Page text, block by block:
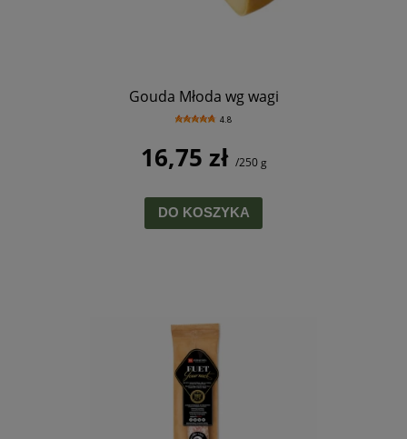
Gouda Młoda wg wagi
4.8
16,75 zł /250 g
DO KOSZYKA